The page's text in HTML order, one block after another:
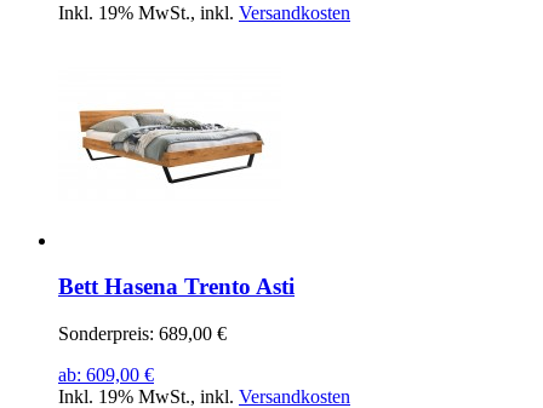
Inkl. 19% MwSt., inkl. Versandkosten
Bett Hasena Trento Asti
Sonderpreis: 689,00 €
ab: 609,00 €
Inkl. 19% MwSt., inkl. Versandkosten